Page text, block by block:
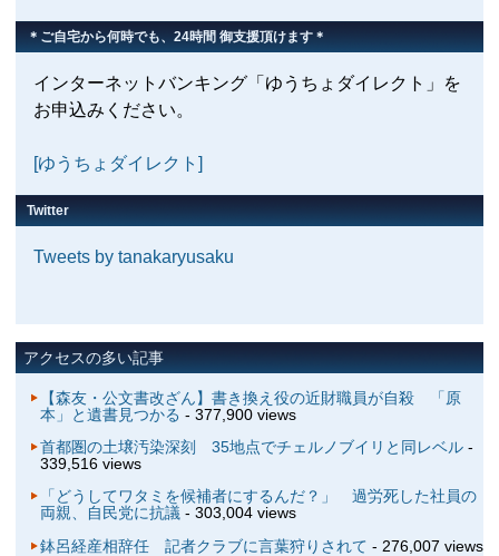
＊ご自宅から何時でも、24時間 御支援頂けます＊
インターネットバンキング「ゆうちょダイレクト」を
お申込みください。
[ゆうちょダイレクト]
Twitter
Tweets by tanakaryusaku
アクセスの多い記事
【森友・公文書改ざん】書き換え役の近財職員が自殺 「原
本」と遺書見つかる - 377,900 views
首都圏の土壌汚染深刻 35地点でチェルノブイリと同レベル-
339,516 views
「どうしてワタミを候補者にするんだ？」 過労死した社員の
両親、自民党に抗議- 303,004 views
鉢呂経産相辞任 記者クラブに言葉狩りされて - 276,007 views